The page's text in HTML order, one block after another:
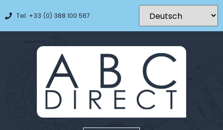
Tel. +33 (0) 388 100 567